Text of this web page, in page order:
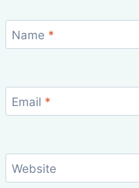
Name *
Email *
Website